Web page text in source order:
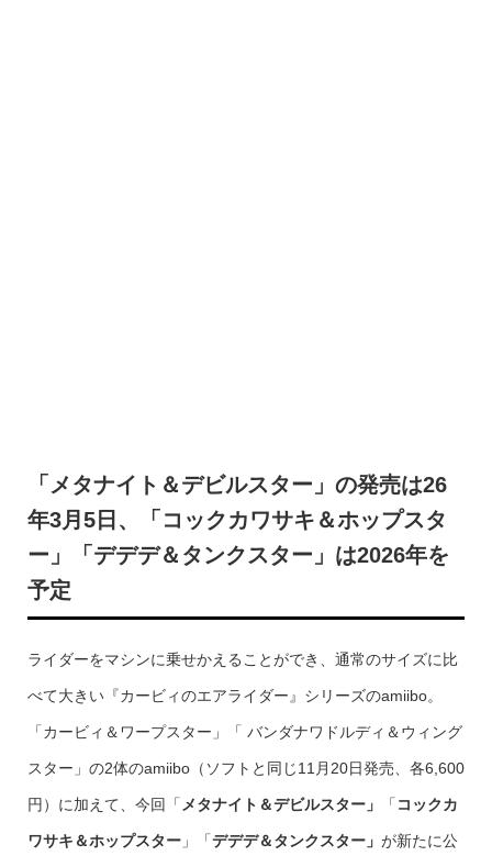
「メタナイト＆デビルスター」の発売は26
年3月5日、「コックカワサキ＆ホップスタ
ー」「デデデ＆タンクスター」は2026年を
予定
ライダーをマシンに乗せかえることができ、通常のサイズに比
べて大きい『カービィのエアライダー』シリーズのamiibo。
「カービィ＆ワープスター」「 バンダナワドルディ＆ウィング
スター」の2体のamiibo（ソフトと同じ11月20日発売、各6,600
円）に加えて、今回「 メタナイト＆デビルスター」 「 コックカ
ワサキ＆ホップスター」「デデデ＆タンクスター」 が新たに公